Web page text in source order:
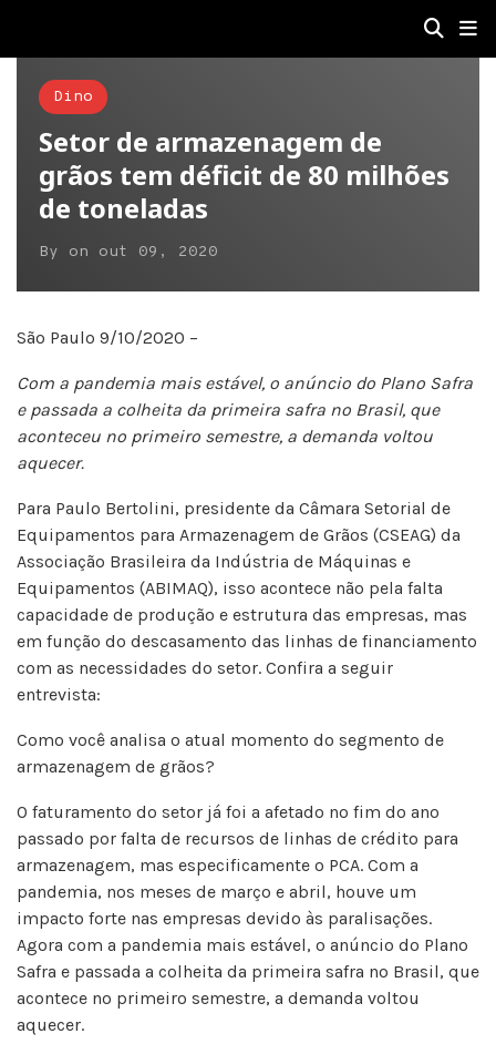
Dino
Setor de armazenagem de
grãos tem déficit de 80 milhões
de toneladas
By on out 09, 2020
São Paulo 9/10/2020 –
Com a pandemia mais estável, o anúncio do Plano Safra
e passada a colheita da primeira safra no Brasil, que
aconteceu no primeiro semestre, a demanda voltou
aquecer.
Para Paulo Bertolini, presidente da Câmara Setorial de
Equipamentos para Armazenagem de Grãos (CSEAG) da
Associação Brasileira da Indústria de Máquinas e
Equipamentos (ABIMAQ), isso acontece não pela falta
capacidade de produção e estrutura das empresas, mas
em função do descasamento das linhas de financiamento
com as necessidades do setor. Confira a seguir
entrevista:
Como você analisa o atual momento do segmento de
armazenagem de grãos?
O faturamento do setor já foi a afetado no fim do ano
passado por falta de recursos de linhas de crédito para
armazenagem, mas especificamente o PCA. Com a
pandemia, nos meses de março e abril, houve um
impacto forte nas empresas devido às paralisações.
Agora com a pandemia mais estável, o anúncio do Plano
Safra e passada a colheita da primeira safra no Brasil, que
acontece no primeiro semestre, a demanda voltou
aquecer.